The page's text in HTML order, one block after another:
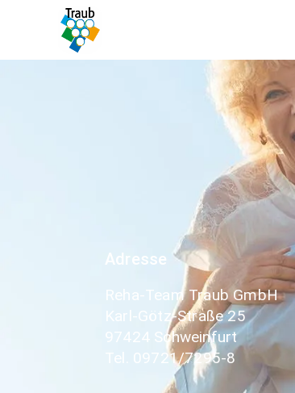
Adresse
Reha-Team Traub GmbH
Karl-Götz-Straße 25
97424 Schweinfurt
Tel. 09721/7295-8